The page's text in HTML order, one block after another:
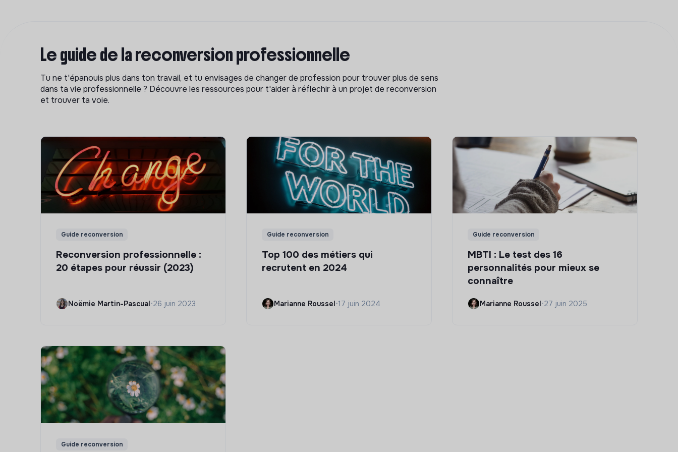
Le guide de la reconversion professionnelle
Tu ne t'épanouis plus dans ton travail, et tu envisages de changer de profession pour trouver plus de sens
dans ta vie professionnelle ? Découvre les ressources pour t'aider à réflechir à un projet de reconversion
et trouver ta voie.
Guide reconversion
Reconversion professionnelle :
20 étapes pour réussir (2023)
Noëmie Martin-Pascual•26 juin 2023
Guide reconversion
Top 100 des métiers qui
recrutent en 2024
Marianne Roussel•17 juin 2024
Guide reconversion
MBTI : Le test des 16
personnalités pour mieux se
connaître
Marianne Roussel•27 juin 2025
Guide reconversion